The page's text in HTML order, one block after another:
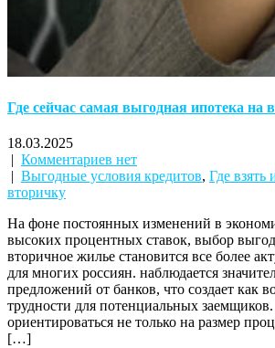
Где сейчас самая выгодная ипотека на
18.03.2025
| Комментариев нет
| Выгодные условия кредитов, Где взять
вторичку
На фоне постоянных изменений в
высоких процентных ставок, выбор
вторичное жилье становится все более
для многих россиян. наблюдается
предложений от банков, что создает как
трудности для потенциальных
ориентироваться не только на размер
[…]